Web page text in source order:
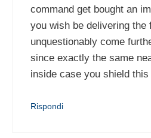
command get bought an
you wish be delivering the
unquestionably come
since exactly the same
inside case you shield
Rispondi